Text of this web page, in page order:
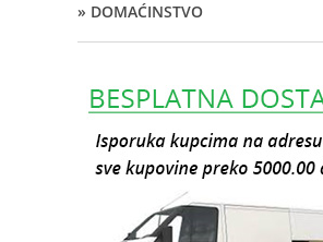
» DOMAĆINSTVO